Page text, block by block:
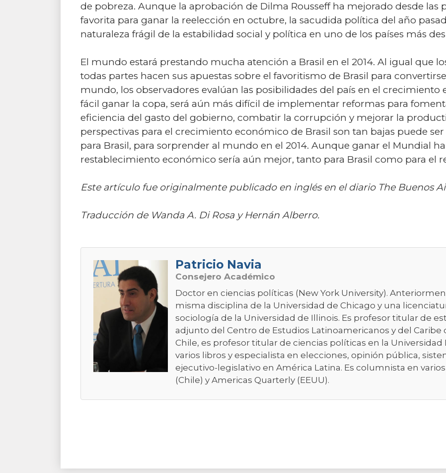
de pobreza. Aunque la aprobación de Dilma Rousseff ha mejorado desde las
favorita para ganar la reelección en octubre, la sacudida política del año
naturaleza frágil de la estabilidad social y política en uno de los países más
El mundo estará prestando mucha atención a Brasil en el 2014. Al igual que
todas partes hacen sus apuestas sobre el favoritismo de Brasil para
mundo, los observadores evalúan las posibilidades del país en el crecimiento
fácil ganar la copa, será aún más difícil de implementar reformas para
eficiencia del gasto del gobierno, combatir la corrupción y mejorar la
perspectivas para el crecimiento económico de Brasil son tan bajas puede
para Brasil, para sorprender al mundo en el 2014. Aunque ganar el Mundial
restablecimiento económico sería aún mejor, tanto para Brasil como para el
Este artículo fue originalmente publicado en inglés en el diario The Buenos
Traducción de Wanda A. Di Rosa y Hernán Alberro.
Patricio Navia
Consejero Académico
Doctor en ciencias políticas (New York University).
misma disciplina de la Universidad de Chicago y una
sociología de la Universidad de Illinois. Es profesor titular de
adjunto del Centro de Estudios Latinoamericanos y del Caribe
Chile, es profesor titular de ciencias políticas en la Universidad
varios libros y especialista en elecciones, opinión pública,
ejecutivo-legislativo en América Latina. Es columnista en
(Chile) y Americas Quarterly (EEUU).